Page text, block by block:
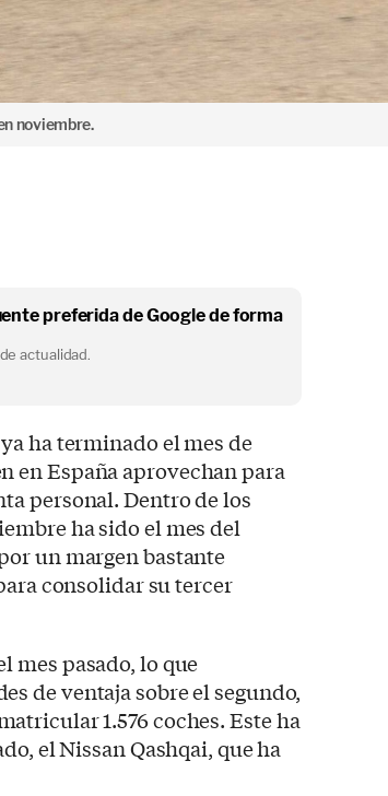
noviembre.
preferida de Google de forma
actualidad.
ha terminado el mes de
en España aprovechan para
personal. Dentro de los
ha sido el mes del
un margen bastante
consolidar su tercer
mes pasado, lo que
de ventaja sobre el segundo,
1.576 coches. Este ha
el Nissan Qashqai, que ha